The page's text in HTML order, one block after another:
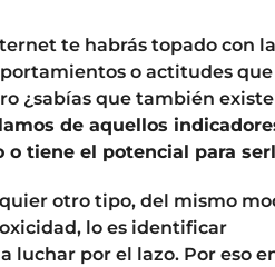
te habrás topado con
o actitudes que
¿sabías que también
de aquellos
o tiene el potencial para
otro tipo, del mismo
lo es identificar
luchar por el lazo. Por eso